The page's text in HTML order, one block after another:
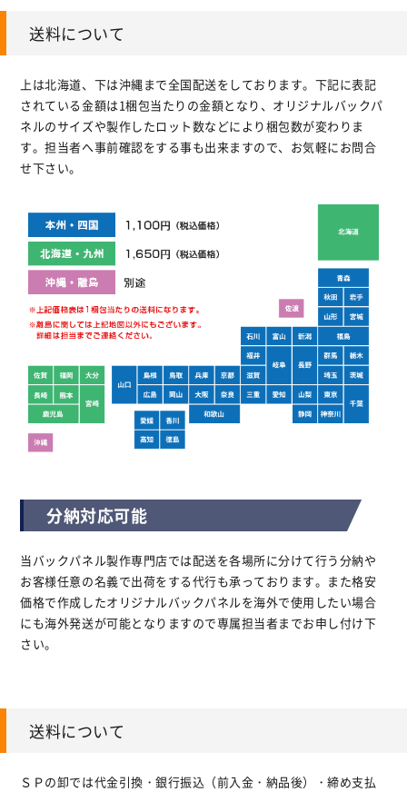
送料について
上は北海道、下は沖縄まで全国配送をしております。下記に表記
されている金額は1梱包当たりの金額となり、オリジナルバックパ
ネルのサイズや製作したロット数などにより梱包数が変わりま
す。担当者へ事前確認をする事も出来ますので、お気軽にお問合
せ下さい。
分納対応可能
当バックパネル製作専門店では配送を各場所に分けて行う分納や
お客様任意の名義で出荷をする代行も承っております。また格安
価格で作成したオリジナルバックパネルを海外で使用したい場合
にも海外発送が可能となりますので専属担当者までお申し付け下
さい。
送料について
ＳＰの卸では代金引換・銀行振込（前入金・納品後）・締め支払